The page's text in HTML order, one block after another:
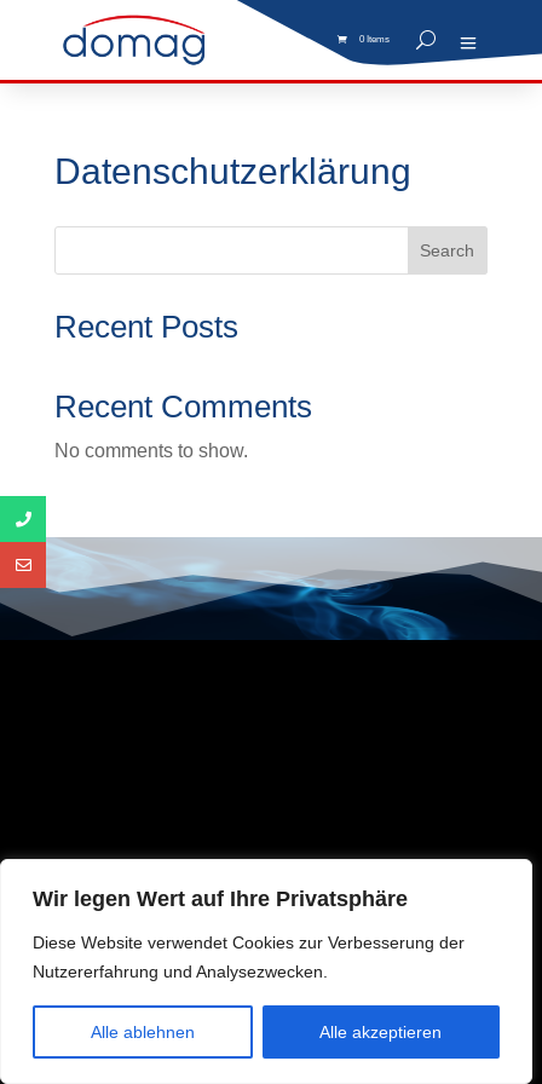
Wir legen Wert auf Ihre Privatsphäre
Diese Website verwendet Cookies zur Verbesserung der
Nutzererfahrung und Analysezwecken.
Alle ablehnen Alle akzeptieren
0 Items
Datenschutzerklärung
Search
Recent Posts
Recent Comments
No comments to show.